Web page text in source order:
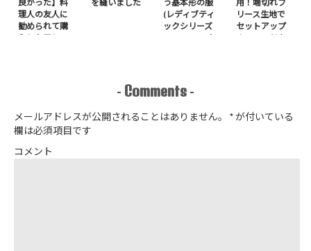
良かった】料
理人の友人に
勧められて購
入したアレ
を縫いました
う基本形の服
(レディブティ
ックシリーズ
no.8272) か
アップジャケ
ットを作りま
用！端切れフ
リース生地で
セットアップ
＋スヌードを1
- Comments -
メールアドレスが公開されることはありません。 *が付いている
欄は必須項目です
コメント